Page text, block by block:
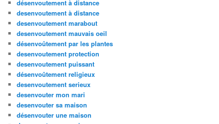
désenvoutement à distance
desenvoutement à distance
desenvoutement marabout
desenvoutement mauvais oeil
désenvoûtement par les plantes
desenvoutement protection
desenvoutement puissant
désenvoûtement religieux
desenvoutement serieux
desenvouter mon mari
desenvouter sa maison
désenvouter une maison